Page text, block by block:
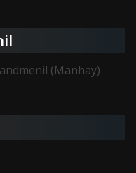
(Manhay)